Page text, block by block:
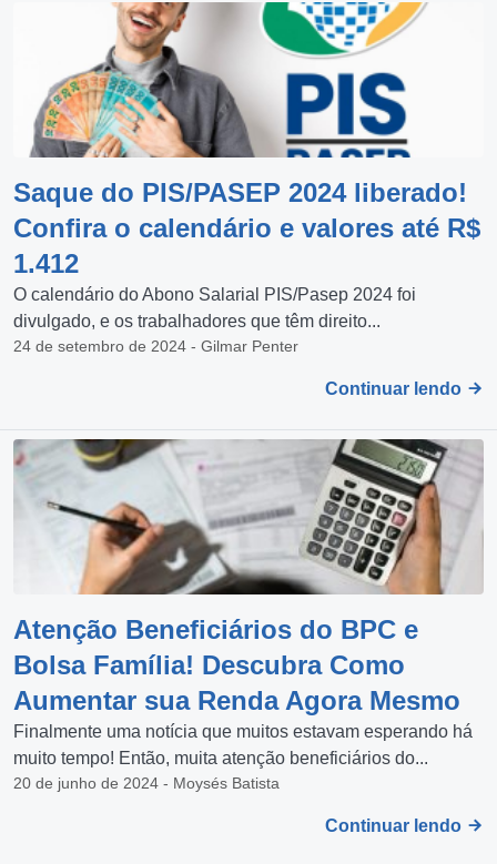
Saque do PIS/PASEP 2024 liberado!
Confira o calendário e valores até R$
1.412
O calendário do Abono Salarial PIS/Pasep 2024 foi
divulgado, e os trabalhadores que têm direito...
24 de setembro de 2024 - Gilmar Penter
Continuar lendo
Atenção Beneficiários do BPC e
Bolsa Família! Descubra Como
Aumentar sua Renda Agora Mesmo
Finalmente uma notícia que muitos estavam esperando há
muito tempo! Então, muita atenção beneficiários do...
20 de junho de 2024 - Moysés Batista
Continuar lendo